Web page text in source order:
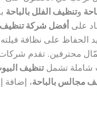
وتنظيف الفلل بالباحة
على أفضل شركة تنظيف
الحفاظ على نظافة فيلته
محترفين. تقدم
شاملة تشملتنظيف
مجالس بالباحة، إضافة